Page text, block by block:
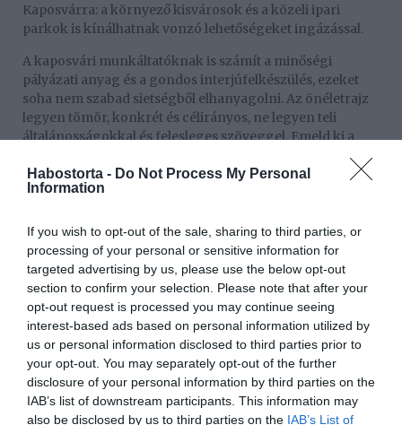
Habostorta - Do Not Process My Personal
Information
If you wish to opt-out of the sale, sharing to third parties, or
processing of your personal or sensitive information for
targeted advertising by us, please use the below opt-out
section to confirm your selection. Please note that after your
opt-out request is processed you may continue seeing
interest-based ads based on personal information utilized by
us or personal information disclosed to third parties prior to
your opt-out. You may separately opt-out of the further
disclosure of your personal information by third parties on the
IAB’s list of downstream participants. This information may
also be disclosed by us to third parties on the IAB’s List of
Kaposvárra: a környező kisvárosok és a közeli ipari
parkok is kínálhatnak vonzó lehetőségeket ingázással.
A kaposvári munkáltatóknak is számít a minőségi
pályázati anyag és a gondos interjúfelkészülés, ezeket
soha nem szabad sietségből elhanyagolni. Az önéletrajz
legyen tömör, konkrét és célirányos, ne legyen teli
általánosságokkal és felesleges szöveggel. Emeld ki a
releváns tapasztalataidat, és ne csak a feladataidat sorold,
hanem az elért konkrét eredményeket mutasd be
számszerűen. Az interjú előtt nézz utána a cégnek,
át, hogyan tudsz értéket teremteni számukra a jövőben.
Ez a felkészültség azonnal látszik, és komoly
megkülönböztető tényező a többi jelölttel szemben.
Helyi networking Kaposváron
A helyi kapcsolatok Kaposváron különösen fontosak az
álláskeresésben, hiszen a kisvárosban mindenki ismer
mindenkit valahonnan, és ez sokat számít. Részt venni a
helyi szakmai rendezvényeken, csatlakozni a kaposvári
vállalkozói közösséghez és aktívan tartani a kapcsolatot